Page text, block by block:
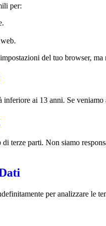
per:
del tuo browser,
inferiore ai 13 anni. Se
terze parti. Non siamo
per analizzare le